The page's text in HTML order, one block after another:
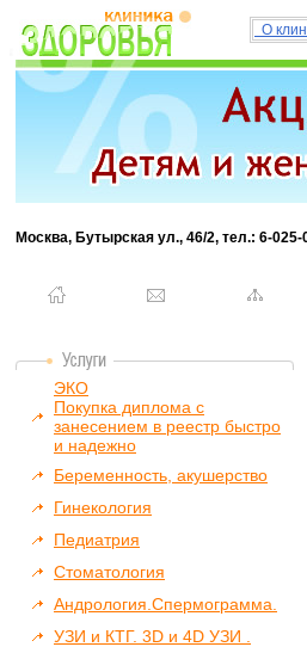
О
Москва, Бутырская ул., 46/2, тел.: 6-025-
ЭКО
Покупка диплома с
занесением в реестр быстро
и надежно
Беременность, акушерство
Гинекология
Педиатрия
Стоматология
Андрология.Спермограмма.
УЗИ и КТГ. 3D и 4D УЗИ .